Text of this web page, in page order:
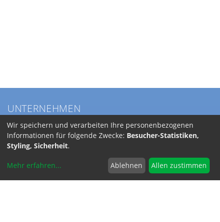
UNTERNEHMEN
Über BKL
Service
Anfahrt
Jobs
SERVICE
Wir speichern und verarbeiten Ihre personenbezogenen
Informationen für folgende Zwecke: Besucher-Statistiken,
Styling, Sicherheit.
Mehr erfahren... Ablehnen Allen zustimmen